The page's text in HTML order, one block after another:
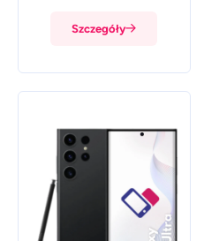
Szczegóły
-14%